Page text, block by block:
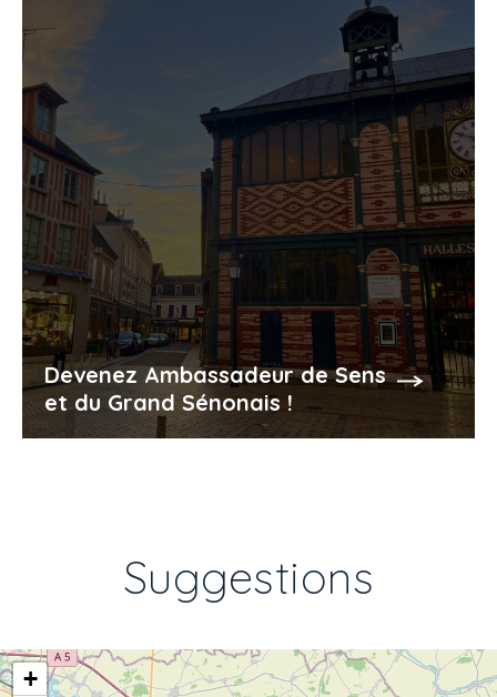
Devenez Ambassadeur de Sens
et du Grand Sénonais !
Suggestions
+